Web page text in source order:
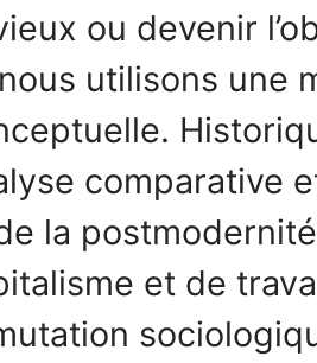
ou devenir
utilisons une
comparative
la
et de